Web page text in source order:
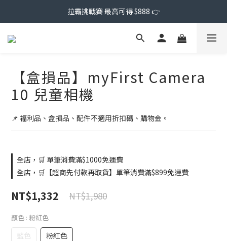
拉霸挑戰賽 最高可得 $888 👉
【盒損品】myFirst Camera
10 兒童相機
📌 福利品、盒損品、配件不適用折扣碼、購物金。
全店，🛒 單筆消費滿$1000免運費
全店，🛒【超商先付款再取貨】單筆消費滿$899免運費
NT$1,332 NT$1,980
顏色 : 粉紅色
藍色 粉紅色